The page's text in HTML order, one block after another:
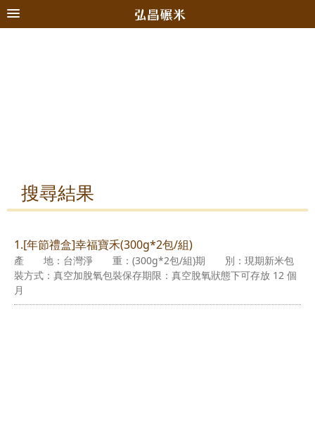
搜尋結果
1.[年節禮盒]幸福寶禾(300g*2包/組)
產 地：台灣淨 重：(300g*2包/組)期 別：現期新米包
裝方式：真空加脫氧包裝保存期限：真空脫氧狀態下可存放 12 個
月